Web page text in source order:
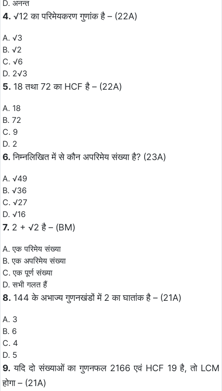
D. अनन्त
4. √12 का परिमेयकरण गुणांक है – (22A)
A. √3
B. √2
C. √6
D. 2√3
5. 18 तथा 72 का HCF है – (22A)
A. 18
B. 72
C. 9
D. 2
6. निम्नलिखित में से कौन अपरिमेय संख्या है? (23A)
A. √49
B. √36
C. √27
D. √16
7. 2 + √2 है – (BM)
A. एक परिमेय संख्या
B. एक अपरिमेय संख्या
C. एक पूर्ण संख्या
D. सभी गलत हैं
8. 144 के अभाज्य गुणनखंडों में 2 का घातांक है – (21A)
A. 3
B. 6
C. 4
D. 5
9. यदि दो संख्याओं का गुणनफल 2166 एवं HCF 19 है, तो LCM
होगा – (21A)